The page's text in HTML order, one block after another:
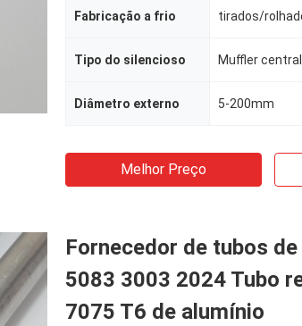
Fabricação a frio tirados/
Tipo do silencioso Muffler central
Diâmetro externo 5-200mm
Melhor Preço
Fornecedor de tubos
5083 3003 2024 Tubo
7075 T6 de alumínio